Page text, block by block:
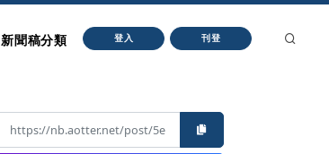
新聞稿分類 登入 刊登